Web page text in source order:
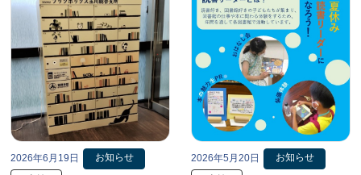
2026年6月19日
お知らせ
2026年5月20日
お知らせ